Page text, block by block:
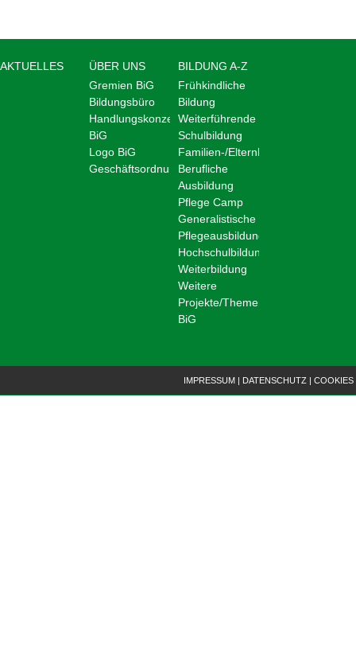
AKTUELLES
ÜBER UNS
Gremien BiG
Bildungsbüro
Handlungskonzept
BiG
Logo BiG
Geschäftsordnung
BILDUNG A-Z
Frühkindliche
Bildung
Weiterführende
Schulbildung
Familien-/Elternbildung
Berufliche
Ausbildung
Pflege Camp
Generalistische
Pflegeausbildung
Hochschulbildung
Weiterbildung
Weitere
Projekte/Themen
BiG
IMPRESSUM DATENSCHUTZ COOKIES